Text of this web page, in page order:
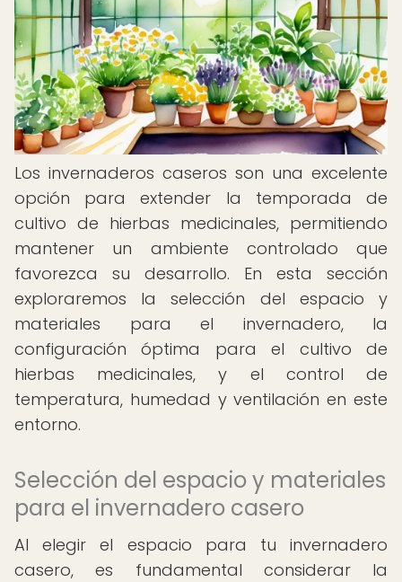
Los invernaderos caseros son una excelente
opción para extender la temporada de
cultivo de hierbas medicinales, permitiendo
mantener un ambiente controlado que
favorezca su desarrollo. En esta sección
exploraremos la selección del espacio y
materiales para el invernadero, la
configuración óptima para el cultivo de
hierbas medicinales, y el control de
temperatura, humedad y ventilación en este
entorno.
Selección del espacio y materiales
para el invernadero casero
Al elegir el espacio para tu invernadero
casero, es fundamental considerar la